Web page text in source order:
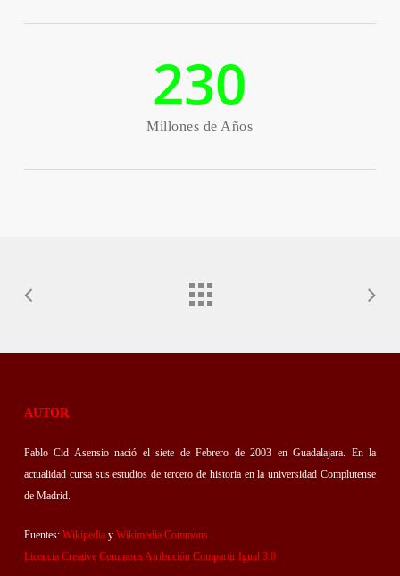
230
Millones de Años
AUTOR
Pablo Cid Asensio nació el siete de Febrero de 2003 en Guadalajara. En la
actualidad cursa sus estudios de tercero de historia en la universidad Complutense
de Madrid.
Fuentes: Wikipediay Wikimedia Commons
Licencia Creative Commons Atribución Compartir Igual 3.0